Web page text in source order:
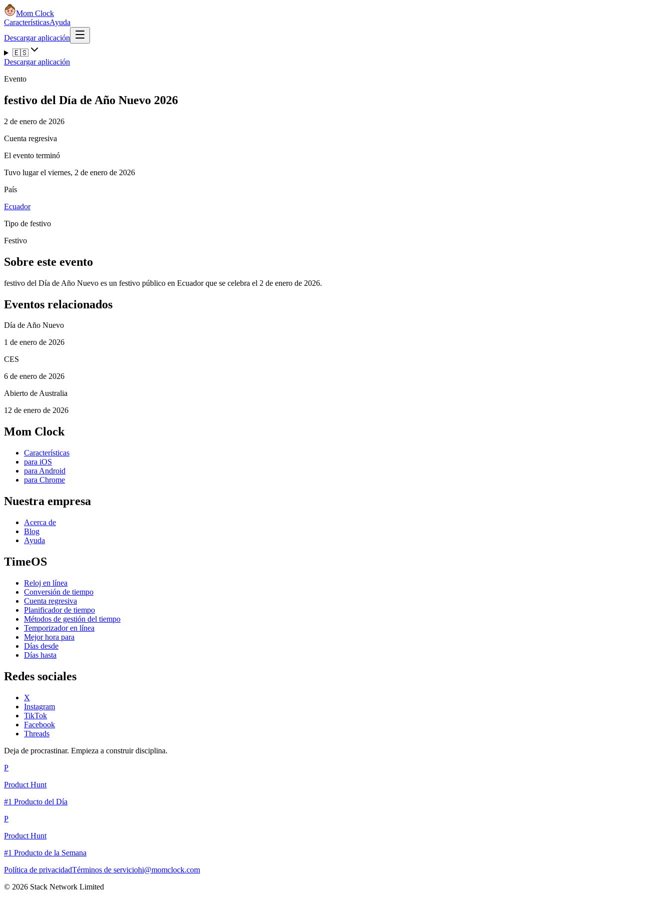
Mom Clock
CaracterísticasAyuda
Descargar aplicación
🇪🇸
Descargar aplicación
Evento
festivo del Día de Año Nuevo 2026
2 de enero de 2026
Cuenta regresiva
El evento terminó
Tuvo lugar el viernes, 2 de enero de 2026
País
Ecuador
Tipo de festivo
Festivo
Sobre este evento
festivo del Día de Año Nuevo es un festivo público en Ecuador que se celebra el 2 de enero de 2026.
Eventos relacionados
Día de Año Nuevo
1 de enero de 2026
CES
6 de enero de 2026
Abierto de Australia
12 de enero de 2026
Mom Clock
Características
para iOS
para Android
para Chrome
Nuestra empresa
Acerca de
Blog
Ayuda
TimeOS
Reloj en línea
Conversión de tiempo
Cuenta regresiva
Planificador de tiempo
Métodos de gestión del tiempo
Temporizador en línea
Mejor hora para
Días desde
Días hasta
Redes sociales
X
Instagram
TikTok
Facebook
Threads
Deja de procrastinar. Empieza a construir disciplina.
P
Product Hunt
#1 Producto del Día
P
Product Hunt
#1 Producto de la Semana
Política de privacidadTérminos de serviciohi@momclock.com
© 2026 Stack Network Limited